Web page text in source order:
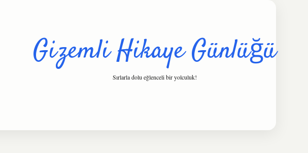
Gizemli Hikaye Günlüğü
Sırlarla dolu eğlenceli bir yolculuk!